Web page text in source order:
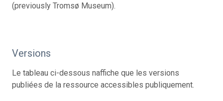
(previously Tromsø Museum).
Versions
Le tableau ci-dessous naffiche que les versions
publiées de la ressource accessibles publiquement.